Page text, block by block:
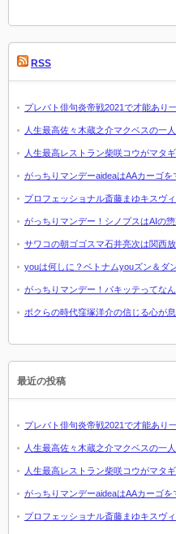
RSS
プレバト俳句炎帝戦2021で才能あり
人生最高佐々木蔵之介マクベスの一
人生最高レストラン柴咲コウがマタ
がっちりマンデーaideaはAAカーゴ
プロフェッショナル斎藤まゆキスヴ
がっちりマンデー！シノプスはAIの
サワコの朝ゴゴスマ石井亮次は関西
youは何しに？ベトナムyouズン＆ダ
がっちりマンデー！パキッテってな
ボクらの時代窪塚洋介の信じる心が
最近の投稿
プレバト俳句炎帝戦2021で才能あり
人生最高佐々木蔵之介マクベスの一
人生最高レストラン柴咲コウがマタ
がっちりマンデーaideaはAAカーゴ
プロフェッショナル斎藤まゆキスヴ